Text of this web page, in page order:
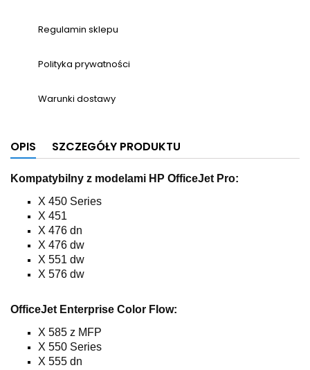
Regulamin sklepu
Polityka prywatności
Warunki dostawy
OPIS SZCZEGÓŁY PRODUKTU
Kompatybilny z modelami HP OfficeJet Pro:
X 450 Series
X 451
X 476 dn
X 476 dw
X 551 dw
X 576 dw
OfficeJet Enterprise Color Flow:
X 585 z MFP
X 550 Series
X 555 dn